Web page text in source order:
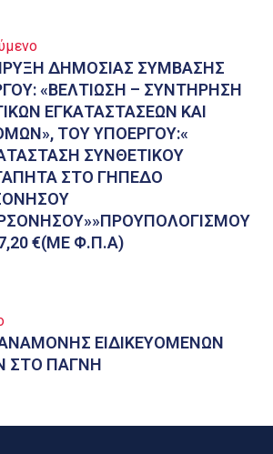
ΔΗΜΟΣΙΑΣ ΣΥΜΒΑΣΗΣ
«ΒΕΛΤΙΩΣΗ – ΣΥΝΤΗΡΗΣΗ
ΕΓΚΑΤΑΣΤΑΣΕΩΝ ΚΑΙ
ΤΟΥ ΥΠΟΕΡΓΟΥ:«
ΣΥΝΘΕΤΙΚΟΥ
ΣΤΟ ΓΗΠΕΔΟ
€(ΜΕ Φ.Π.Α)
ΕΙΔΙΚΕΥΟΜΕΝΩΝ
ΣΤΟ ΠΑΓΝΗ